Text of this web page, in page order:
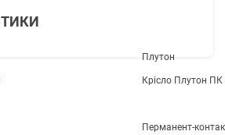
Плутон
Крісло Плутон
Перманент-